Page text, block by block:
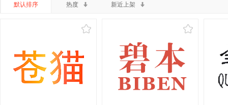
默认排序 热度 新近上架